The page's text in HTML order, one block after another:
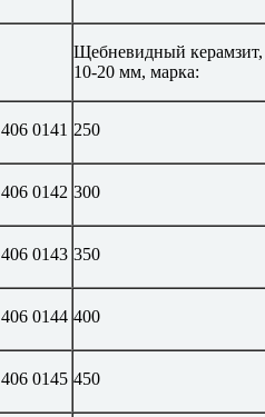
Щебневидный
10-20 мм, марка:
406 0141 250
406 0142 300
406 0143 350
406 0144 400
406 0145 450